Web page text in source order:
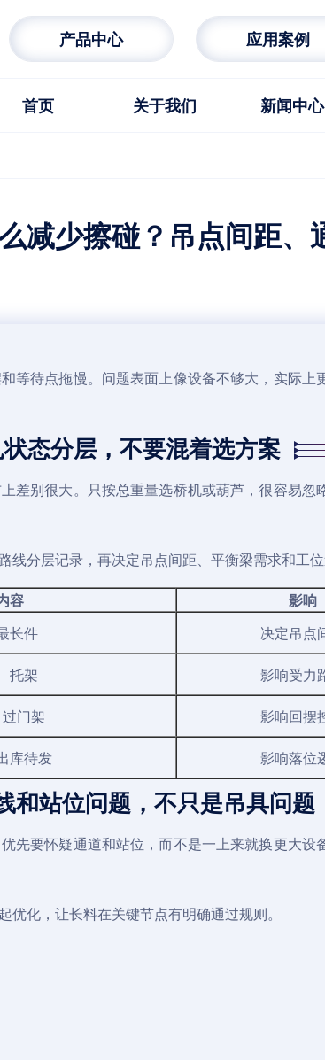
产品中心 应用案例
首页 关于我们 新闻中心
清单
减少擦碰？吊点间距、
等待点拖慢。问题表面上像设备不够大，实际上
态分层，不要混着选方案
差别很大。只按总重量选桥机或葫芦，很容易忽
分层记录，再决定吊点间距、平衡梁需求和工位
容
影响
长件 决定吊点
托架 影响受力
门架 影响回摆
库待发 影响落位
和站位问题，不只是吊具问题
先要怀疑通道和站位，而不是一上来就换更大设
化，让长料在关键节点有明确通过规则。